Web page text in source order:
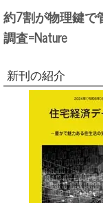
約7割が物理鍵で
調査=Nature
新刊の紹介